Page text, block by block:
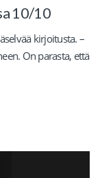
10/10
kirjoitusta. –
On parasta, että